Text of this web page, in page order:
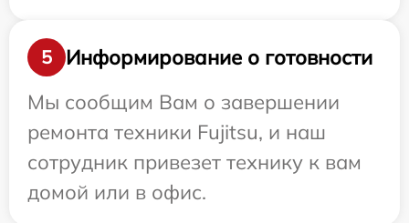
5
Информирование о готовности
Мы сообщим Вам о завершении
ремонта техники Fujitsu, и наш
сотрудник привезет технику к вам
домой или в офис.